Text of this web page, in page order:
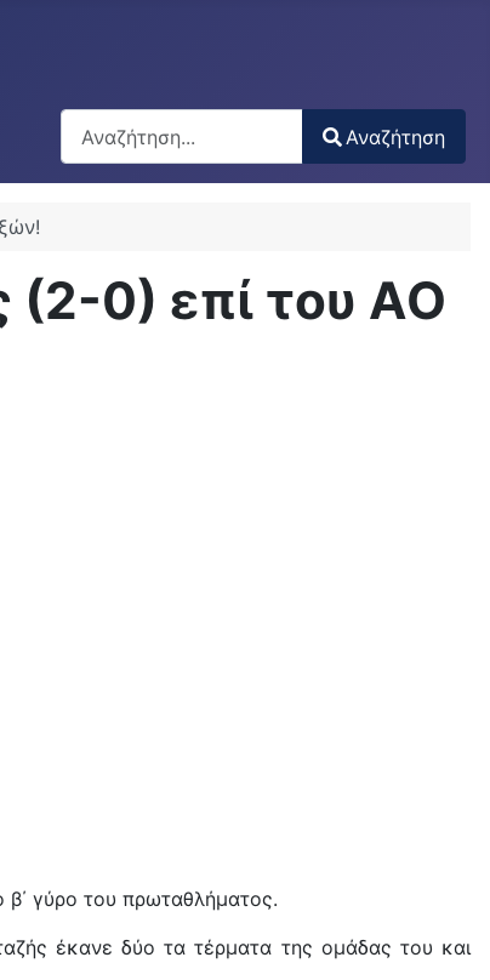
Αναζήτηση
Type 2 or more characters for results.
Αναζήτηση
(2-0) επί του ΑΟ
γύρο του πρωταθλήματος.
έκανε δύο τα τέρματα της ομάδας του και